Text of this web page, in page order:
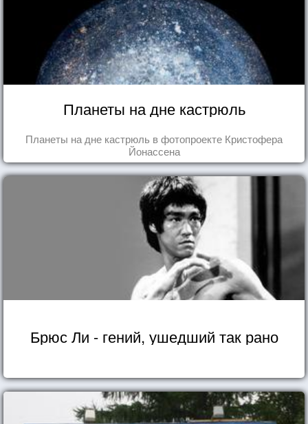
Планеты на дне кастрюль
Планеты на дне кастрюль в фотопроекте Кристофера
Йонассена
Брюс Ли - гений, ушедший так рано